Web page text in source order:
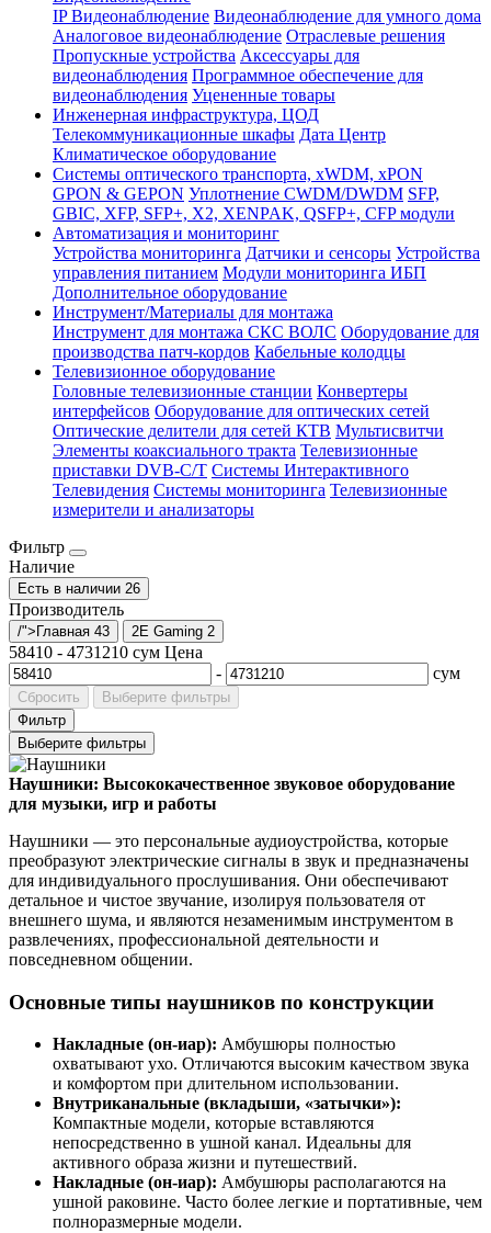
IP Видеонаблюдение Видеонаблюдение для умного дома
Аналоговое видеонаблюдение Отраслевые решения
Пропускные устройства Аксессуары для
видеонаблюдения Программное обеспечение для
видеонаблюдения Уцененные товары
Инженерная инфраструктура, ЦОД
Телекоммуникационные шкафы Дата Центр
Климатичeское оборудование
Системы оптического транспорта, xWDM, xPON
GPON & GEPON Уплотнение CWDM/DWDM SFP,
GBIC, XFP, SFP+, X2, XENPAK, QSFP+, CFP модули
Автоматизация и мониторинг
Устройства мониторинга Датчики и сенсоры Устройства
управления питанием Модули мониторинга ИБП
Дополнительное оборудование
Инструмент/Материалы для монтажа
Инструмент для монтажа СКС ВОЛС Оборудование для
производства патч-кордов Кабельные колодцы
Телевизионное оборудование
Головные телевизионные станции Конвертеры
интерфейсов Оборудование для оптических сетей
Оптические делители для сетей КТВ Мультисвитчи
Элементы коаксиального тракта Телевизионные
приставки DVB-C/T Системы Интерактивного
Телевидения Системы мониторинга Телевизионные
измерители и анализаторы
Фильтр
Наличие
Есть в наличии 26
Производитель
/">Главная 43 2E Gaming 2
58410 - 4731210 сум Цена
-
сум
Сбросить
Выберите фильтры
Фильтр
Выберите фильтры
Наушники: Высококачественное звуковое оборудование
для музыки, игр и работы
Наушники — это персональные аудиоустройства, которые
преобразуют электрические сигналы в звук и предназначены
для индивидуального прослушивания. Они обеспечивают
детальное и чистое звучание, изолируя пользователя от
внешнего шума, и являются незаменимым инструментом в
развлечениях, профессиональной деятельности и
повседневном общении.
Основные типы наушников по конструкции
Накладные (он-иар): Амбушюры полностью
охватывают ухо. Отличаются высоким качеством звука
и комфортом при длительном использовании.
Внутриканальные (вкладыши, «затычки»):
Компактные модели, которые вставляются
непосредственно в ушной канал. Идеальны для
активного образа жизни и путешествий.
Накладные (он-иар): Амбушюры располагаются на
ушной раковине. Часто более легкие и портативные, чем
полноразмерные модели.